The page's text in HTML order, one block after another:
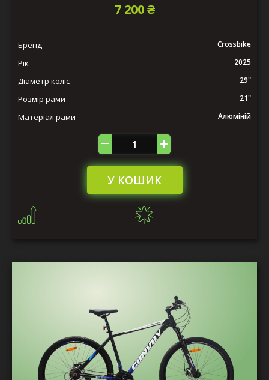
7 200 ₴
Бренд Crossbike
Рік 2025
Діаметр коліс 29"
Розмір рами 21"
Матеріал рами Алюміній
У КОШИК